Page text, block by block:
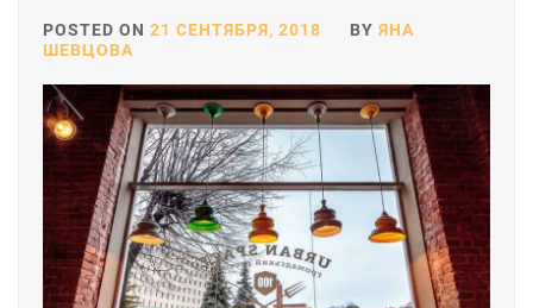
POSTED ON 21 СЕНТЯБРЯ, 2018 BY ЯНА
ШЕВЦОВА